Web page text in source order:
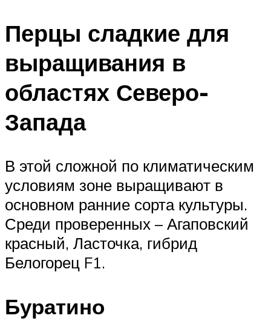
Перцы сладкие для
выращивания в
областях Северо-
Запада
В этой сложной по климатическим
условиям зоне выращивают в
основном ранние сорта культуры.
Среди проверенных – Агаповский
красный, Ласточка, гибрид
Белогорец F1.
Буратино